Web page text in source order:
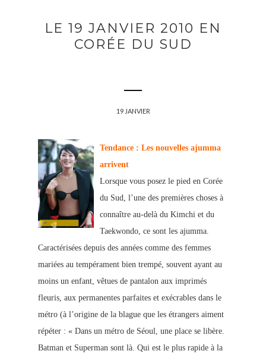
LE 19 JANVIER 2010 EN
CORÉE DU SUD
19 JANVIER
Tendance : Les nouvelles ajumma
arrivent
Lorsque vous posez le pied en Corée
du Sud, l’une des premières choses à
connaître au-delà du Kimchi et du
Taekwondo, ce sont les ajumma.
Caractérisées depuis des années comme des femmes
mariées au tempérament bien trempé, souvent ayant au
moins un enfant, vêtues de pantalon aux imprimés
fleuris, aux permanentes parfaites et exécrables dans le
métro (à l’origine de la blague que les étrangers aiment
répéter : « Dans un métro de Séoul, une place se libère.
Batman et Superman sont là. Qui est le plus rapide à la